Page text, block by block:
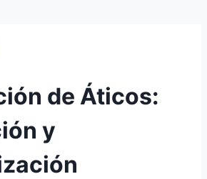
de Áticos:
y